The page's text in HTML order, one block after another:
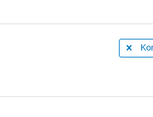
mitgeliefert (für den späteren
Betrieb erforderliche pH-
ohne strenge Auflagen